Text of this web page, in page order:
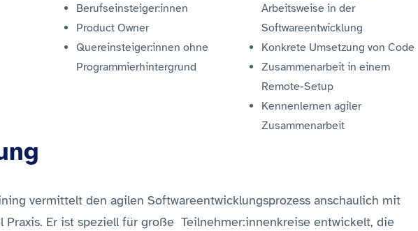
Berufseinsteiger:innen
Product Owner
Quereinsteiger:innen ohne
Programmierhintergrund
Arbeitsweise in der
Softwareentwicklung
Konkrete Umsetzung von Code
Zusammenarbeit in einem
Remote-Setup
Kennenlernen agiler
Zusammenarbeit
vermittelt den agilen Softwareentwicklungsprozess anschaulich mit
Praxis. Er ist speziell für große Teilnehmer:innenkreise entwickelt, die